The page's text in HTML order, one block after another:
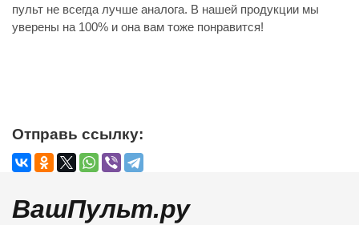
пульт не всегда лучше аналога. В нашей продукции мы
уверены на 100% и она вам тоже понравится!
Отправь ссылку:
ВашПульт.ру